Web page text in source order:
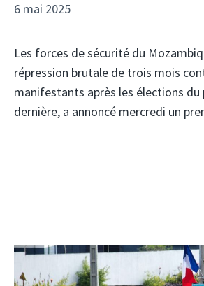
6 mai 2025
Les forces de sécurité du
répression brutale de trois mois
manifestants après les élections du
dernière, a annoncé mercredi un